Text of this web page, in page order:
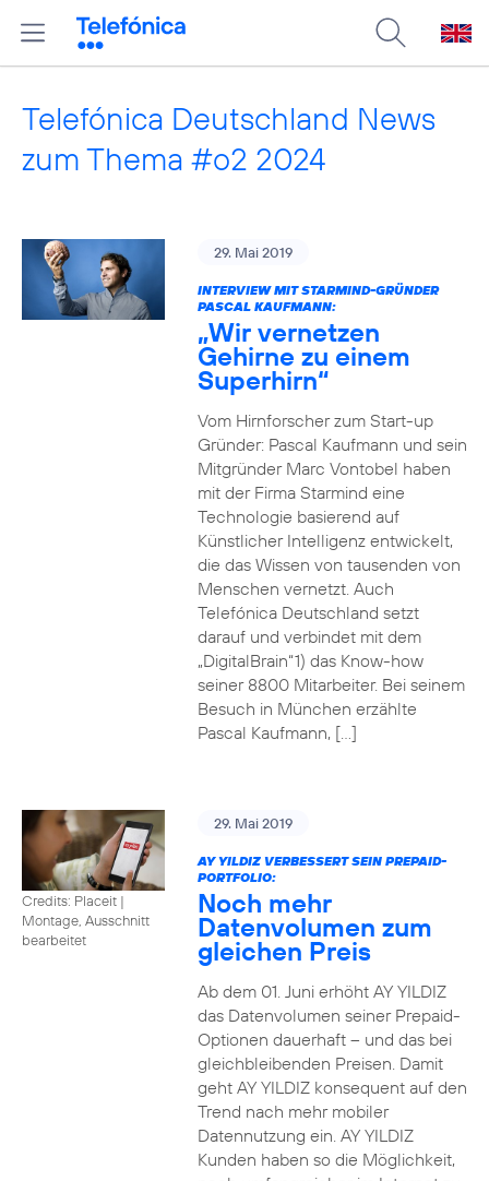
Telefónica Deutschland News
zum Thema #o2 2024
29. Mai 2019
INTERVIEW MIT STARMIND-GRÜNDER
PASCAL KAUFMANN:
„Wir vernetzen
Gehirne zu einem
Superhirn“
Vom Hirnforscher zum Start-up
Gründer: Pascal Kaufmann und sein
Mitgründer Marc Vontobel haben
mit der Firma Starmind eine
Technologie basierend auf
Künstlicher Intelligenz entwickelt,
die das Wissen von tausenden von
Menschen vernetzt. Auch
Telefónica Deutschland setzt
darauf und verbindet mit dem
„DigitalBrain“1) das Know-how
seiner 8800 Mitarbeiter. Bei seinem
Besuch in München erzählte
Pascal Kaufmann, […]
Credits: Placeit |
Montage, Ausschnitt
bearbeitet
29. Mai 2019
AY YILDIZ VERBESSERT SEIN PREPAID-
PORTFOLIO:
Noch mehr
Datenvolumen zum
gleichen Preis
Ab dem 01. Juni erhöht AY YILDIZ
das Datenvolumen seiner Prepaid-
Optionen dauerhaft – und das bei
gleichbleibenden Preisen. Damit
geht AY YILDIZ konsequent auf den
Trend nach mehr mobiler
Datennutzung ein. AY YILDIZ
Kunden haben so die Möglichkeit,